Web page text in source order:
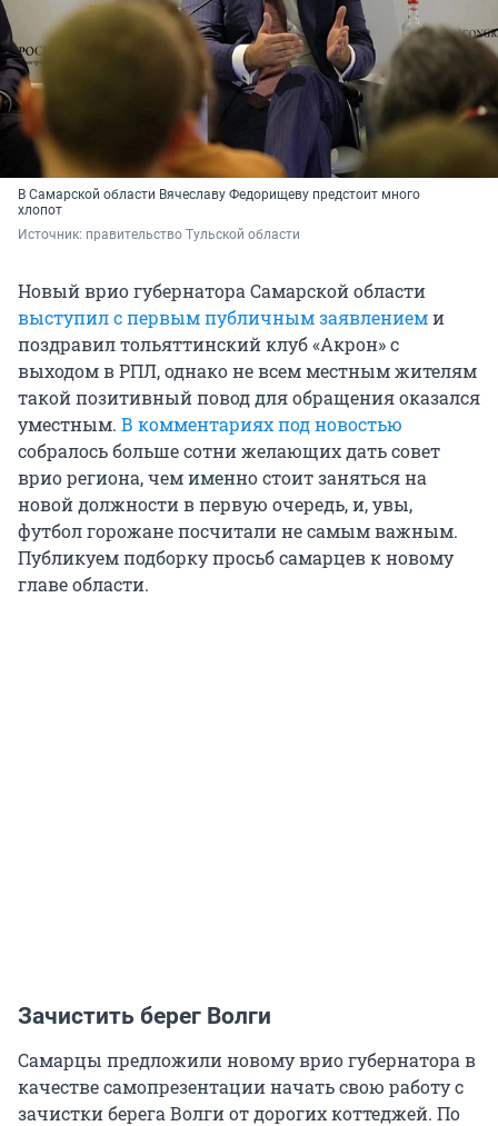
В Самарской области Вячеславу Федорищеву предстоит много
хлопот
Источник: правительство Тульской области
Новый врио губернатора Самарской области
выступил с первым публичным заявлениеми
поздравил тольяттинский клуб «Акрон» с
выходом в РПЛ, однако не всем местным жителям
такой позитивный повод для обращения оказался
уместным. В комментариях под новостью
собралось больше сотни желающих дать совет
врио региона, чем именно стоит заняться на
новой должности в первую очередь, и, увы,
футбол горожане посчитали не самым важным.
Публикуем подборку просьб самарцев к новому
главе области.
Зачистить берег Волги
Самарцы предложили новому врио губернатора в
качестве самопрезентации начать свою работу с
зачистки берега Волги от дорогих коттеджей. По